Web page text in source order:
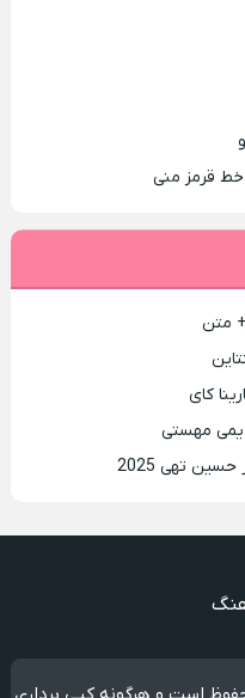
قرمز منی
+ متن
کای
مهستی
تهی 2025